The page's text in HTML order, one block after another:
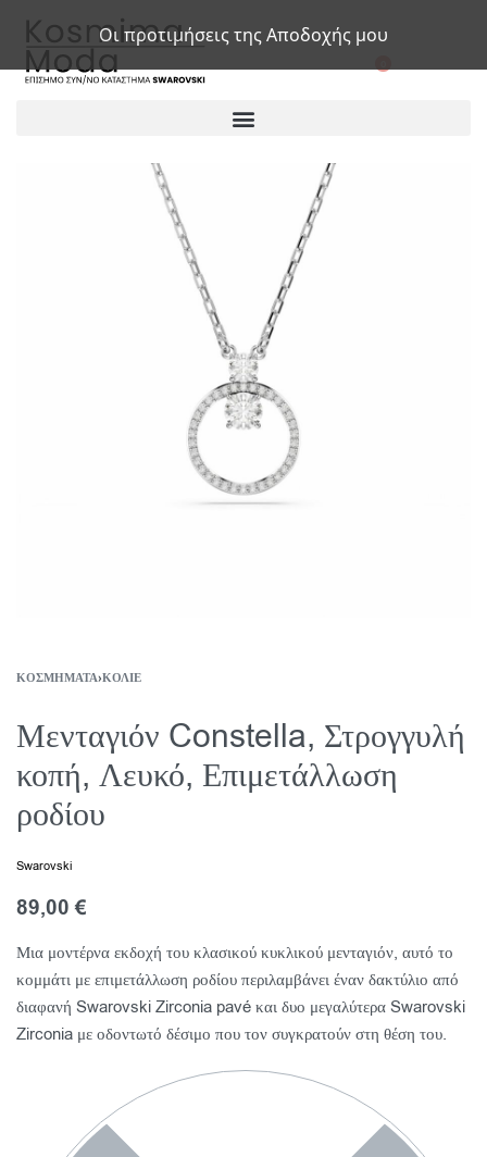
ΚΟΣΜΉΜΑΤΑ›ΚΟΛΙΈ
Μενταγιόν Constella, Στρογγυλή
κοπή, Λευκό, Επιμετάλλωση
ροδίου
Swarovski
89,00€
Μια μοντέρνα εκδοχή του κλασικού κυκλικού μενταγιόν, αυτό το
κομμάτι με επιμετάλλωση ροδίου περιλαμβάνει έναν δακτύλιο από
διαφανή Swarovski Zirconia pavé και δυο μεγαλύτερα Swarovski
Zirconia με οδοντωτό δέσιμο που τον συγκρατούν στη θέση του.
Οι προτιμήσεις της Αποδοχής μου